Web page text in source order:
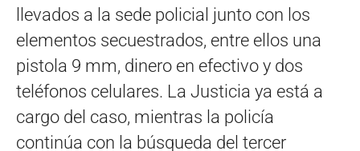
llevados a la sede policial junto con los
elementos secuestrados, entre ellos una
pistola 9 mm, dinero en efectivo y dos
teléfonos celulares. La Justicia ya está a
cargo del caso, mientras la policía
continúa con la búsqueda del tercer